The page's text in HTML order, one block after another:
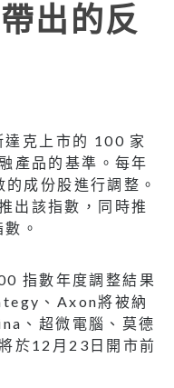
出的反
克上市的 100 家
產品的基準。每年
成份股進行調整。
出該指數，同時推
。
指數年度調整結果
、Axon將被納
、超微電腦、莫德
於12月23日開市前